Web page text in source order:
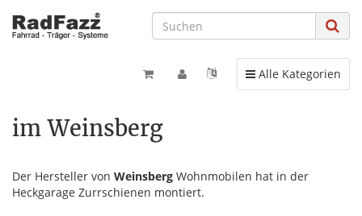
Toggle navigation
Alle Kategorien
im Weinsberg
Der Hersteller von Weinsberg Wohnmobilen hat in der
Heckgarage Zurrschienen montiert.